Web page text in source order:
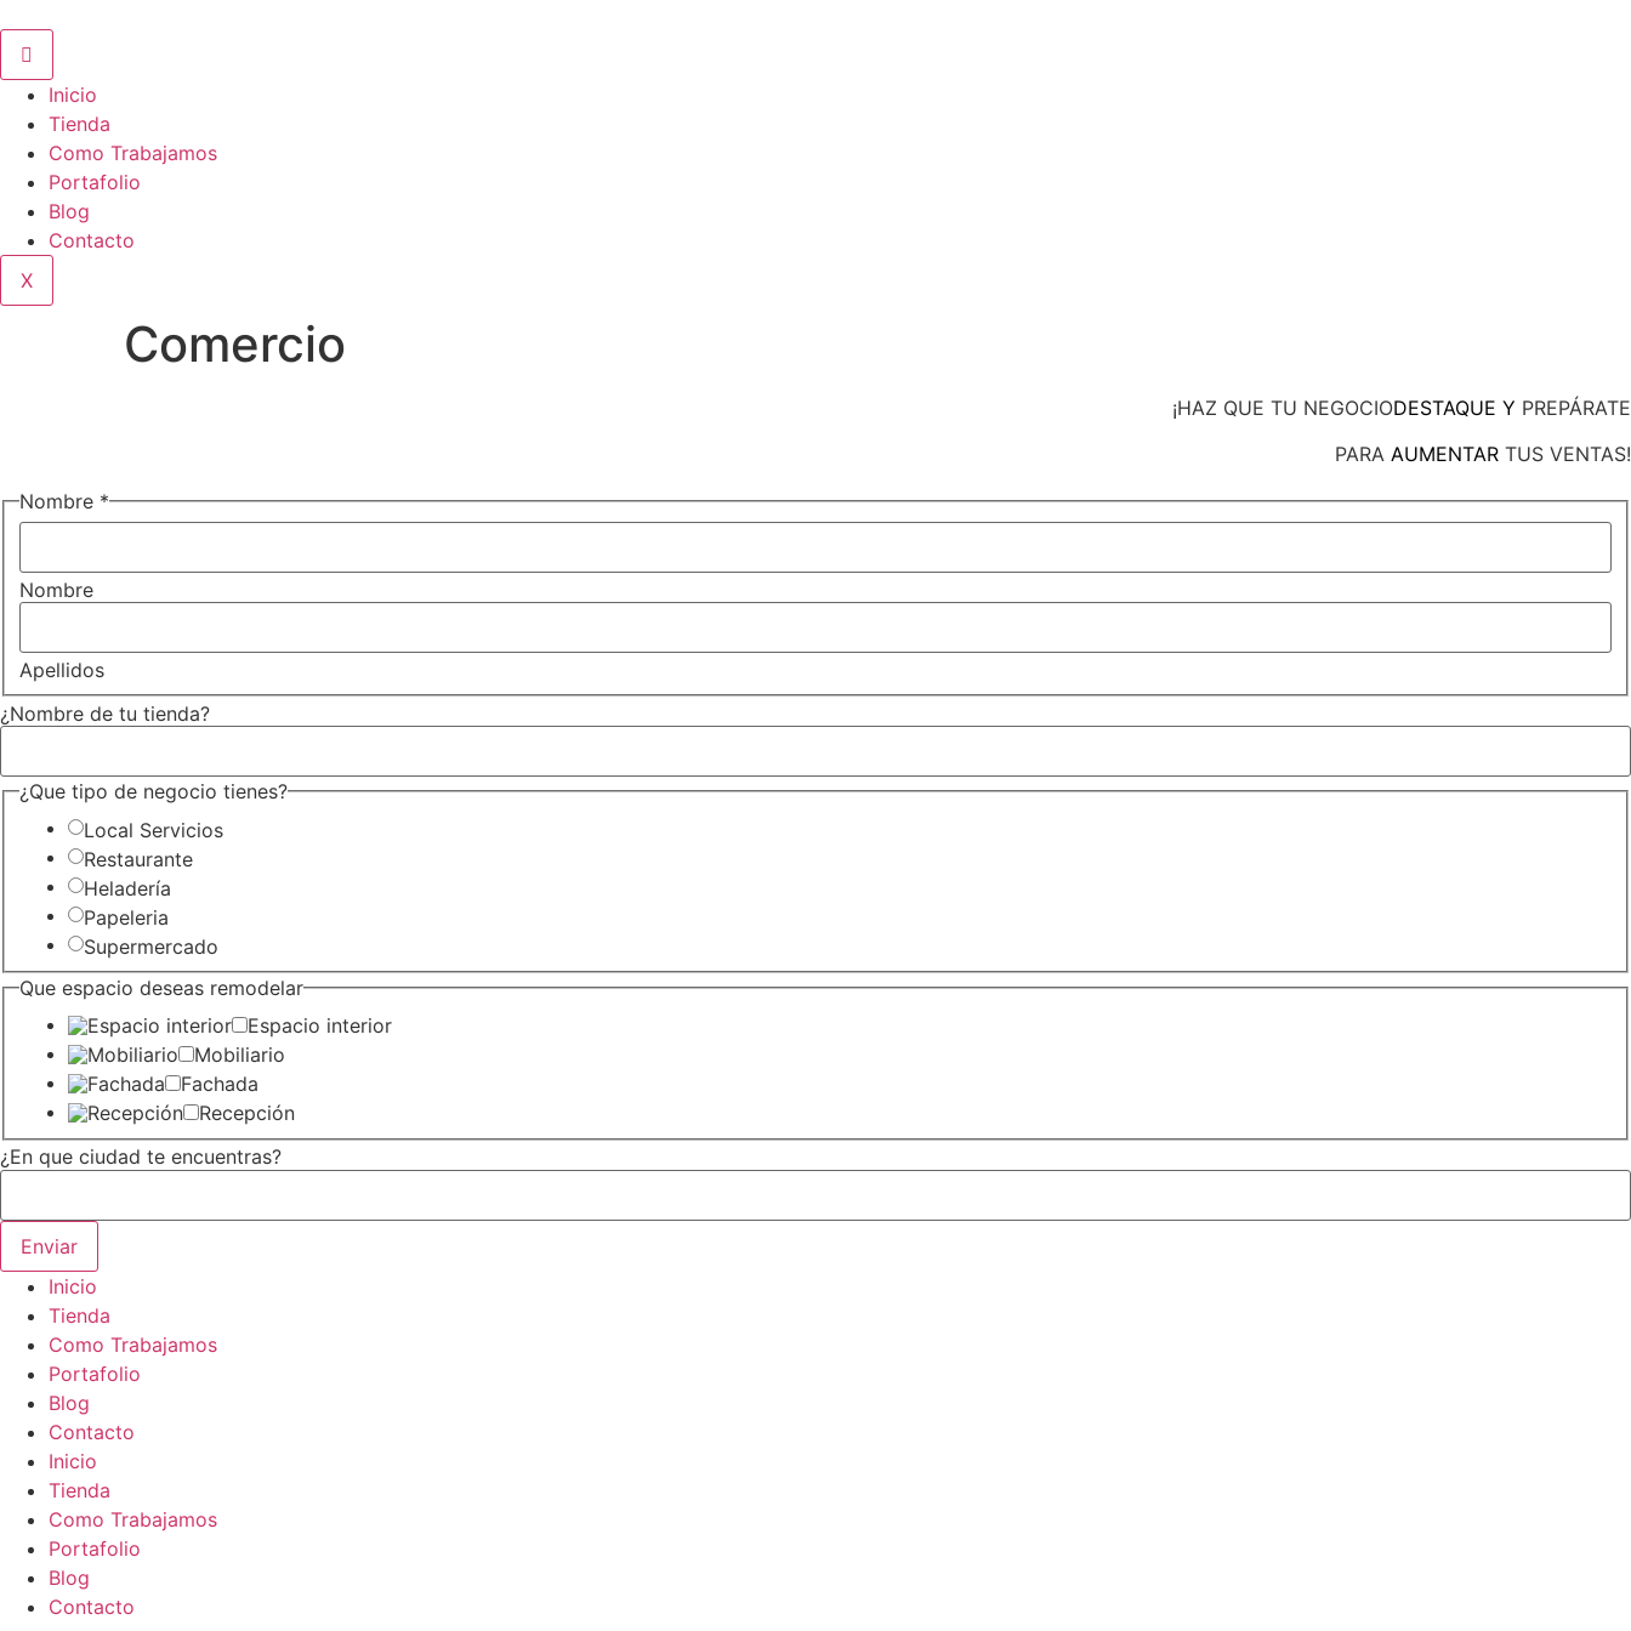
contenido
Inicio
Tienda
Como Trabajamos
Portafolio
Blog
Contacto
X
Comercio
¡HAZ QUE TU NEGOCIODESTAQUE Y PREPÁRATE
PARA AUMENTAR TUS VENTAS!
ciudad
espacio
Nombre *
Nombre
Apellidos
¿Nombre de tu tienda?
¿Que tipo de negocio tienes?
Local Servicios
Restaurante
Heladería
Papeleria
Supermercado
Que espacio deseas remodelar
Espacio interior
Mobiliario
Fachada
Recepción
¿En que ciudad te encuentras?
Enviar
Inicio
Tienda
Como Trabajamos
Portafolio
Blog
Contacto
Inicio
Tienda
Como Trabajamos
Portafolio
Blog
Contacto